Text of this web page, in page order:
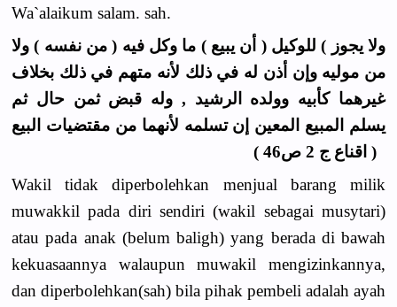
Wa`alaikum salam. sah.
ولا يجوز ) للوكيل ( أن يبيع ) ما وكل فيه ( من نفسه ) ولا
من موليه وإن أذن له في ذلك لأنه متهم في ذلك بخلاف
غيرهما كأبيه وولده الرشيد , وله قبض ثمن حال ثم
يسلم المبيع المعين إن تسلمه لأنهما من مقتضيات البيع
( اقناع ج 2 ص46 )
Wakil tidak diperbolehkan menjual barang milik
muwakkil pada diri sendiri (wakil sebagai musytari)
atau pada anak (belum baligh) yang berada di bawah
kekuasaannya walaupun muwakil mengizinkannya,
dan diperbolehkan(sah) bila pihak pembeli adalah ayah